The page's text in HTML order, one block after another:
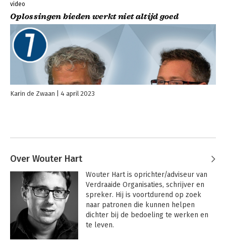
video
Oplossingen bieden werkt niet altijd goed
Karin de Zwaan 4 april 2023
Over Wouter Hart
Wouter Hart is oprichter/adviseur van
Verdraaide Organisaties, schrijver en
spreker. Hij is voortdurend op zoek
naar patronen die kunnen helpen
dichter bij de bedoeling te werken en
te leven.